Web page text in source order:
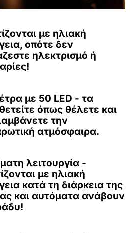
με ηλιακή
οπότε δεν
ηλεκτρισμό ή
με 50 LED - τα
όπως θέλετε και
την
ατμόσφαιρα.
λειτουργία -
με ηλιακή
κατά τη διάρκεια της
και αυτόματα ανάβουν